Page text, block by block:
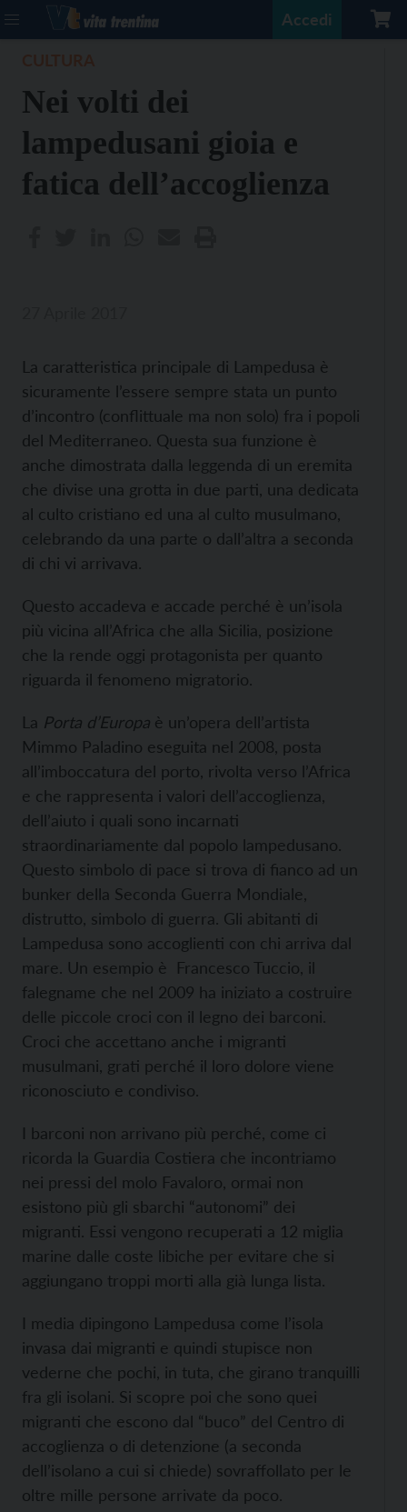
Accedi
Nei volti dei
lampedusani gioia e
fatica dell’accoglienza
La caratteristica principale di Lampedusa è
sicuramente l’essere sempre stata un punto
d’incontro (conflittuale ma non solo) fra i popoli
del Mediterraneo. Questa sua funzione è
anche dimostrata dalla leggenda di un eremita
che divise una grotta in due parti, una dedicata
al culto cristiano ed una al culto musulmano,
celebrando da una parte o dall’altra a seconda
di chi vi arrivava.
Questo accadeva e accade perché è un’isola
più vicina all’Africa che alla Sicilia, posizione
che la rende oggi protagonista per quanto
riguarda il fenomeno migratorio.
La Porta d’Europa è un’opera dell’artista
Mimmo Paladino eseguita nel 2008, posta
all’imboccatura del porto, rivolta verso l’Africa
e che rappresenta i valori dell’accoglienza,
dell’aiuto i quali sono incarnati
straordinariamente dal popolo lampedusano.
Questo simbolo di pace si trova di fianco ad un
bunker della Seconda Guerra Mondiale,
distrutto, simbolo di guerra. Gli abitanti di
Lampedusa sono accoglienti con chi arriva dal
mare. Un esempio è Francesco Tuccio, il
falegname che nel 2009 ha iniziato a costruire
delle piccole croci con il legno dei barconi.
Croci che accettano anche i migranti
musulmani, grati perché il loro dolore viene
riconosciuto e condiviso.
I barconi non arrivano più perché, come ci
ricorda la Guardia Costiera che incontriamo
nei pressi del molo Favaloro, ormai non
esistono più gli sbarchi “autonomi” dei
migranti. Essi vengono recuperati a 12 miglia
marine dalle coste libiche per evitare che si
aggiungano troppi morti alla già lunga lista.
I media dipingono Lampedusa come l’isola
invasa dai migranti e quindi stupisce non
vederne che pochi, in tuta, che girano tranquilli
fra gli isolani. Si scopre poi che sono quei
migranti che escono dal “buco” del Centro di
accoglienza o di detenzione (a seconda
dell’isolano a cui si chiede) sovraffollato per le
oltre mille persone arrivate da poco.